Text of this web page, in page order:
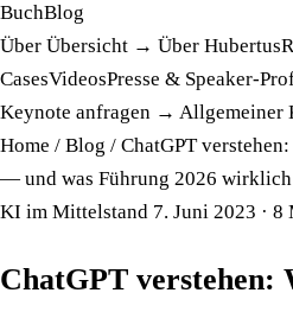
BuchBlog
Über Übersicht → Über Hubertus
CasesVideosPresse & Speaker-
Keynote anfragen → Allgemeiner
Home / Blog / ChatGPT
— und was Führung 2026 wirklich
KI im Mittelstand 7. Juni 2023 · 8
ChatGPT verstehen: